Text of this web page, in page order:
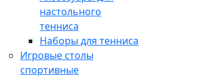
настольного
тенниса
Наборы для тенниса
Игровые столы
спортивные